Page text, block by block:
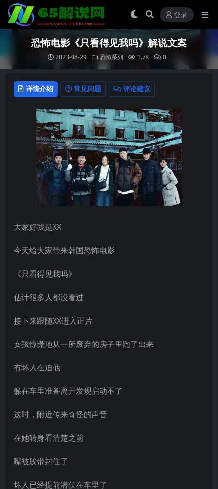
登录
恐怖电影《只看得见我吗》解说文案
2023-08-29 恐怖系列 1.7K 0
详情介绍 常见问题 评论建议
大家好我是XX
今天给大家带来韩国恐怖电影
《只看得见我吗》
估计很多人都没看过
接下来跟随XX进入正片
女孩惊慌地从一所废弃的房子里跑了出来
有坏人在追他
躲在车里准备离开发现启动不了
这时，附近传来奇怪的声音
在她转身看清楚之前
嘴被胶带封住了
坏人已经提前潜伏在车里了